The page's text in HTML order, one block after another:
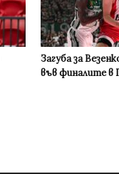
Загуба за
във финалите в